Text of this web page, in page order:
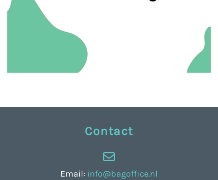
Contact
Email: info@bagoffice.nl